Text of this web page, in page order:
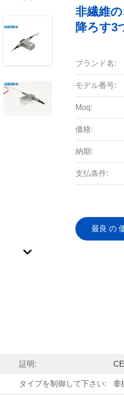
非繊維
降ろす3
ブランド名:
モデル番号:
Moq:
価格:
納期:
支払条件:
最良 の
証明:
タイプを制御して下さい: 非